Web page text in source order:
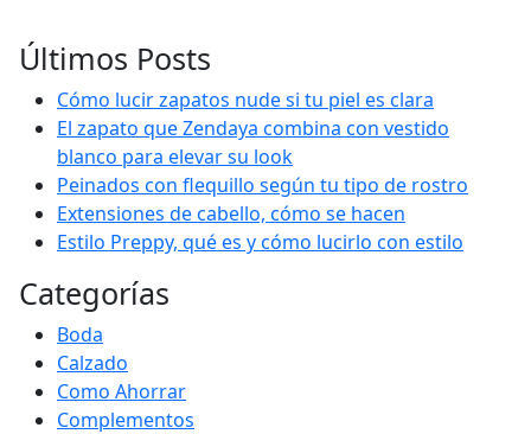
Últimos Posts
Cómo lucir zapatos nude si tu piel es clara
El zapato que Zendaya combina con vestido
blanco para elevar su look
Peinados con flequillo según tu tipo de rostro
Extensiones de cabello, cómo se hacen
Estilo Preppy, qué es y cómo lucirlo con estilo
Categorías
Boda
Calzado
Como Ahorrar
Complementos